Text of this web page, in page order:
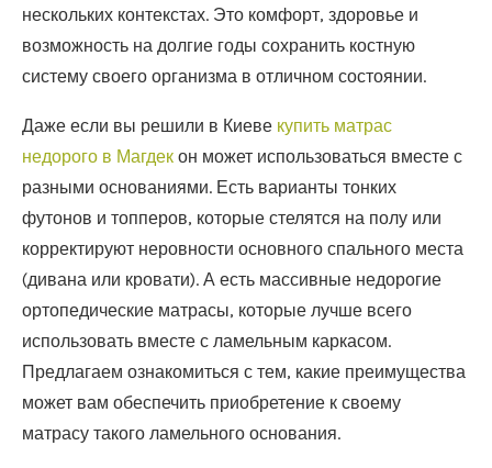
нескольких контекстах. Это комфорт, здоровье и
возможность на долгие годы сохранить костную
систему своего организма в отличном состоянии.
Даже если вы решили в Киеве купить матрас
недорого в Магдек он может использоваться вместе с
разными основаниями. Есть варианты тонких
футонов и топперов, которые стелятся на полу или
корректируют неровности основного спального места
(дивана или кровати). А есть массивные недорогие
ортопедические матрасы, которые лучше всего
использовать вместе с ламельным каркасом.
Предлагаем ознакомиться с тем, какие преимущества
может вам обеспечить приобретение к своему
матрасу такого ламельного основания.